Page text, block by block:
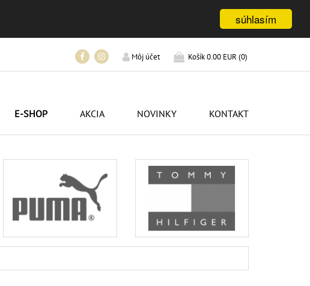
súhlasím
Môj účet Košík0.00 EUR (0)
E-SHOP AKCIA NOVINKY KONTAKT